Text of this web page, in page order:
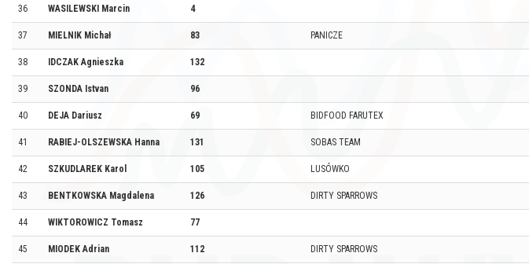
36 WASILEWSKI Marcin 4
37 MIELNIK Michał 83 PANICZE
38 IDCZAK Agnieszka 132
39 SZONDA Istvan 96
40 DEJA Dariusz 69 BIDFOOD FARUTEX
41 RABIEJ-OLSZEWSKA Hanna 131 SOBAS TEAM
42 SZKUDLAREK Karol 105 LUSÓWKO
43 BENTKOWSKA Magdalena 126 DIRTY SPARROWS
44 WIKTOROWICZ Tomasz 77
45 MIODEK Adrian 112 DIRTY SPARROWS